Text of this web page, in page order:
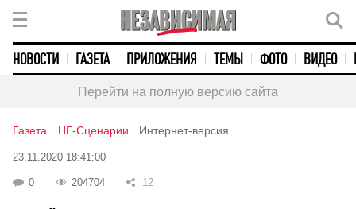
НОВОСТИ ГАЗЕТА ПРИЛОЖЕНИЯ ТЕМЫ ФОТО ВИДЕО
Перейти на полную версию сайта
Газета НГ-Сценарии Интернет-версия
23.11.2020 18:41:00
0 204704 12